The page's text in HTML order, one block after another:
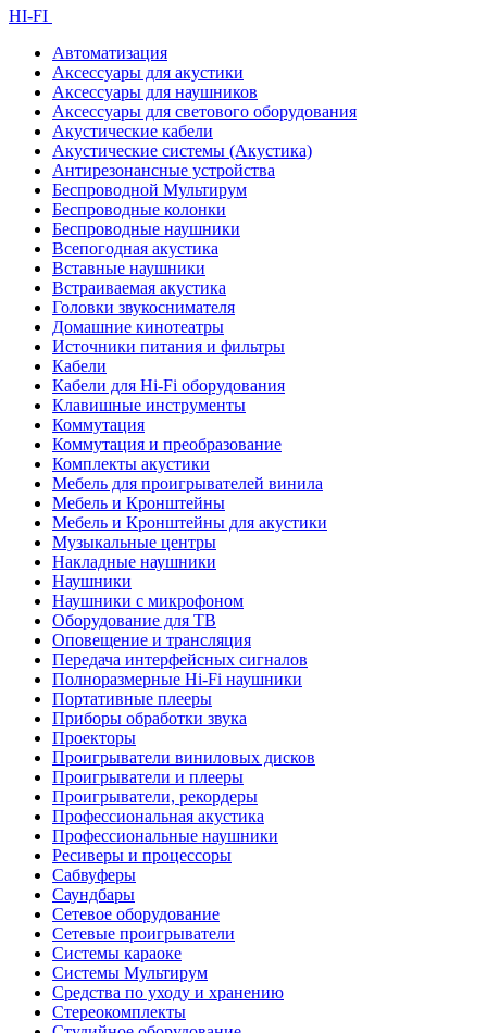
HI-FI
Автоматизация
Аксессуары для акустики
Аксессуары для наушников
Аксессуары для светового оборудования
Акустические кабели
Акустические системы (Акустика)
Антирезонансные устройства
Беспроводной Мультирум
Беспроводные колонки
Беспроводные наушники
Всепогодная акустика
Вставные наушники
Встраиваемая акустика
Головки звукоснимателя
Домашние кинотеатры
Источники питания и фильтры
Кабели
Кабели для Hi-Fi оборудования
Клавишные инструменты
Коммутация
Коммутация и преобразование
Комплекты акустики
Мебель для проигрывателей винила
Мебель и Кронштейны
Мебель и Кронштейны для акустики
Музыкальные центры
Накладные наушники
Наушники
Наушники с микрофоном
Оборудование для ТВ
Оповещение и трансляция
Передача интерфейсных сигналов
Полноразмерные Hi-Fi наушники
Портативные плееры
Приборы обработки звука
Проекторы
Проигрыватели виниловых дисков
Проигрыватели и плееры
Проигрыватели, рекордеры
Профессиональная акустика
Профессиональные наушники
Ресиверы и процессоры
Сабвуферы
Саундбары
Сетевое оборудование
Сетевые проигрыватели
Системы караоке
Системы Мультирум
Средства по уходу и хранению
Стереокомплекты